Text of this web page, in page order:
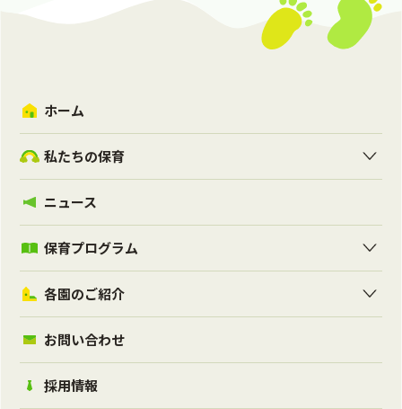
ホーム
私たちの保育
ニュース
保育プログラム
各園のご紹介
お問い合わせ
採用情報